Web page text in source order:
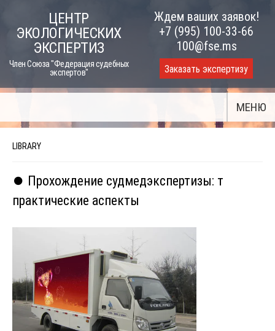
content
ЦЕНТР
ЭКОЛОГИЧЕСКИХ
ЭКСПЕРТИЗ
Член Союза "Федерация судебных
экспертов"
Ждем ваших заявок!
+7 (995) 100-33-66
100@fse.ms
Заказать экспертизу
МЕНЮ
LIBRARY
⏺️ Прохождение судмедэкспертизы: т
практические аспекты